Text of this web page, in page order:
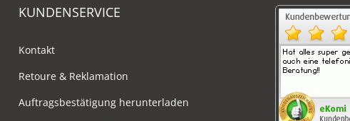
KUNDENSERVICE
Kontakt
Retoure & Reklamation
Auftragsbestätigung herunterladen